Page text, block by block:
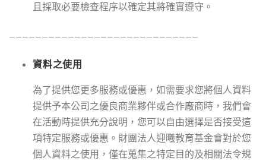
且採取必要檢查程序以確定其將確實遵守。
資料之使用
為了提供您更多服務或優惠，如需要求您將個人資料
提供予本公司之優良商業夥伴或合作廠商時，我們會
在活動時提供充分說明，您可以自由選擇是否接受這
項特定服務或優惠。財團法人迎曦教育基金會對於您
個人資料之使用，僅在蒐集之特定目的及相關法令規